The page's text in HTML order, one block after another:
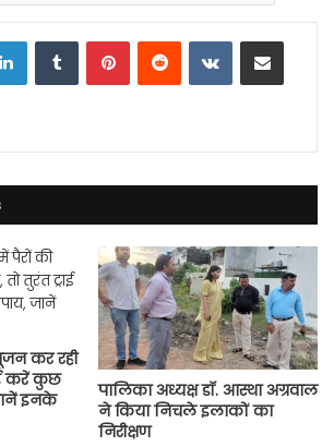
LinkedInTumblrPinterestReddit VKontakteShare via Email
कर रही
करें कुछ
इनके
पालिका अध्यक्ष डॉ. आस्था अग्रवाल
ने किया निचले इलाकों का
निरीक्षण